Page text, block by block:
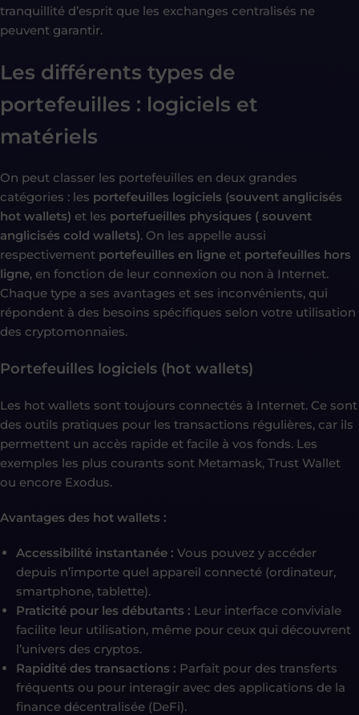
tranquillité d’esprit que les exchanges centralisés ne
peuvent garantir.
Les différents types de
portefeuilles : logiciels et
matériels
On peut classer les portefeuilles en deux grandes
catégories : les portefeuilles logiciels (souvent anglicisés
hot wallets) et les portefueilles physiques ( souvent
anglicisés cold wallets). On les appelle aussi
respectivement portefeuilles en ligne et portefeuilles hors
ligne, en fonction de leur connexion ou non à Internet.
Chaque type a ses avantages et ses inconvénients, qui
répondent à des besoins spécifiques selon votre utilisation
des cryptomonnaies.
Portefeuilles logiciels (hot wallets)
Les hot wallets sont toujours connectés à Internet. Ce sont
des outils pratiques pour les transactions régulières, car ils
permettent un accès rapide et facile à vos fonds. Les
exemples les plus courants sont Metamask, Trust Wallet
ou encore Exodus.
Avantages des hot wallets :
Accessibilité instantanée : Vous pouvez y accéder
depuis n’importe quel appareil connecté (ordinateur,
smartphone, tablette).
Praticité pour les débutants : Leur interface conviviale
facilite leur utilisation, même pour ceux qui découvrent
l’univers des cryptos.
Rapidité des transactions : Parfait pour des transferts
fréquents ou pour interagir avec des applications de la
finance décentralisée (DeFi).